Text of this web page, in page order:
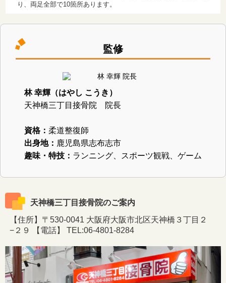
り、両足全部で10箇所あります。
監修
林 幸輝（はやし こうき）
天神橋三丁目接骨院 院長
資格： 柔道整復師
出身地： 鹿児島県志布志市
趣味・特技： ランニング、スポーツ観戦、ゲーム
天神橋三丁目接骨院のご案内
【住所】〒530-0041 大阪府大阪市北区天神橋３丁目２
−２９ 【電話】 TEL:06-4801-8284